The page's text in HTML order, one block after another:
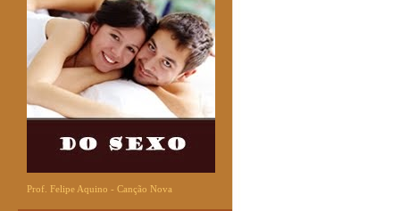
Prof. Felipe Aquino - Canção Nova